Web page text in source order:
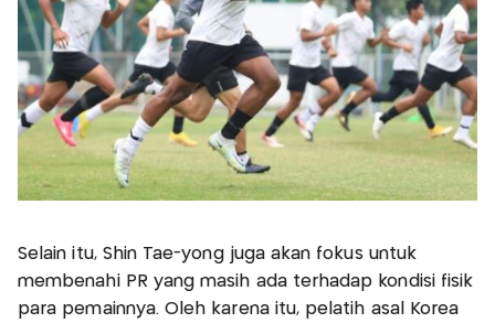
Selain itu, Shin Tae-yong juga akan fokus untuk
membenahi PR yang masih ada terhadap kondisi fisik
para pemainnya. Oleh karena itu, pelatih asal Korea